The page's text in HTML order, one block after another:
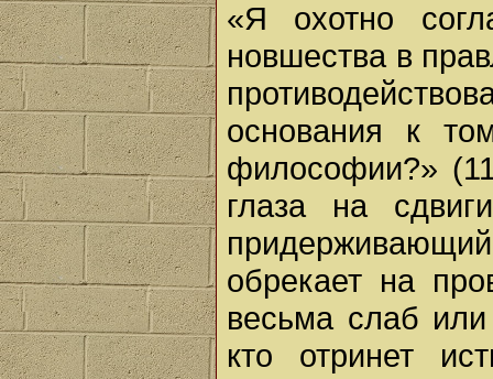
«Я охотно
новшества в
основания к
философии?»
глаза на
обрекает на
весьма слаб
кто отринет